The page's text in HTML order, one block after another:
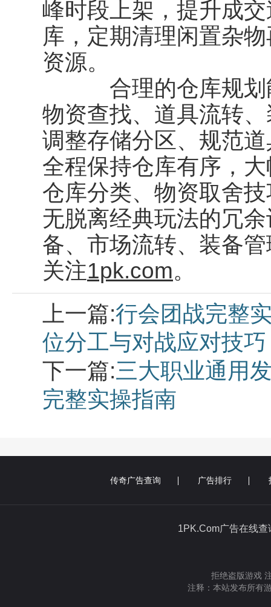
峰时段上架，提升成
库，定期清理闲置杂
资源。
合理的仓库规划能
物资查找、道具流转
调整存储分区、规范
全程保持仓库有序，
仓库分类、物资取舍
无脱离经典玩法的冗
备、市场流转、装备
关注1pk.com。
上一篇:行会团战完整
位分工与对战应对技巧
下一篇:三大职业通用
完整实操指南
传奇广告查询 广告排行
1PK.Com广告在
拒绝盗版游戏
注释：本站发布所有